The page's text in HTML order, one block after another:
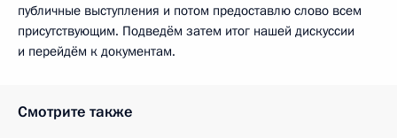
публичные выступления и потом предоставлю слово всем
присутствующим. Подведём затем итог нашей дискуссии
и перейдём к документам.
Смотрите также